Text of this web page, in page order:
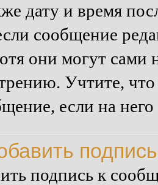
дату и время
сообщение
они могут сами
Учтите,
если на
подпись к